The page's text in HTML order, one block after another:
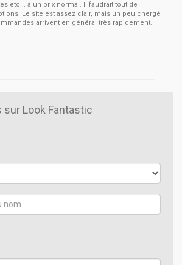
etc... à un prix normal. Il faudrait tout de
Le site est assez clair, mais un peu chergé
arrivent en général très rapidement.
sur Look Fantastic